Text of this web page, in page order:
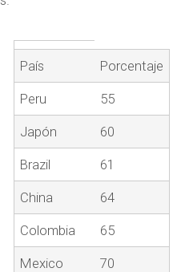
País Porcentaje
Peru 55
Japón 60
Brazil 61
China 64
Colombia 65
Mexico 70